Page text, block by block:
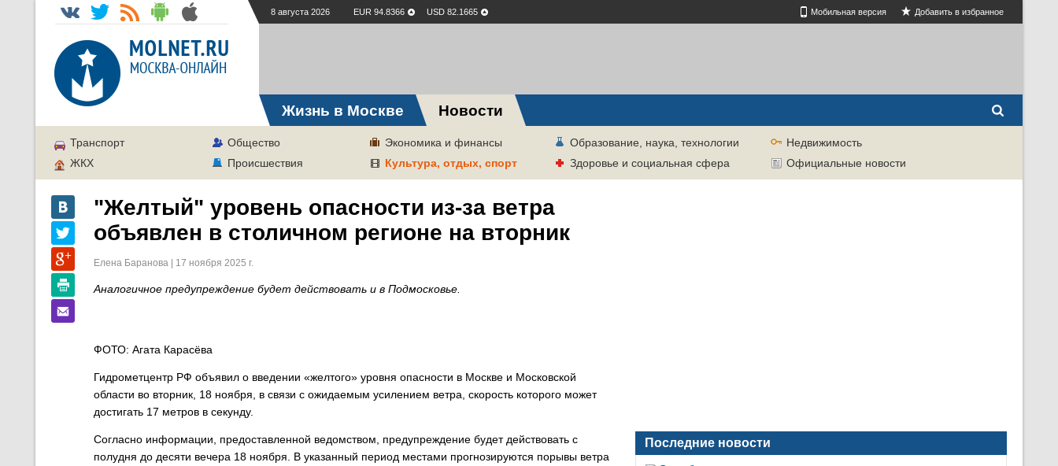
8 августа 2026 EUR 94.8366 USD 82.1665 Мобильная версия Добавить в избранное
Жизнь в Москве Новости
Транспорт Общество Экономика и финансы Образование, наука, технологии
Недвижимость
ЖКХ
Происшествия Культура, отдых, спорт Здоровье и социальная сфера Официальные новости
"Желтый" уровень опасности из-за ветра
объявлен в столичном регионе на вторник
Елена Баранова | 17 ноября 2025 г.
Аналогичное предупреждение будет действовать и в Подмосковье.
ФОТО: Агата Карасёва
Гидрометцентр РФ объявил о введении «желтого» уровня опасности в Москве и Московской
области во вторник, 18 ноября, в связи с ожидаемым усилением ветра, скорость которого может
достигать 17 метров в секунду.
Согласно информации, предоставленной ведомством, предупреждение будет действовать с
полудня до десяти вечера 18 ноября. В указанный период местами прогнозируются порывы ветра
Последние новости